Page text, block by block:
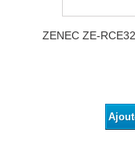
ZENEC ZE-